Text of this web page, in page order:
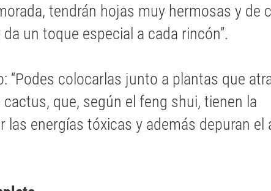
tendrán hojas muy hermosas y de
un toque especial a cada rincón”.
“Podes colocarlas junto a plantas que
que, según el feng shui, tienen la
las energías tóxicas y además depuran el